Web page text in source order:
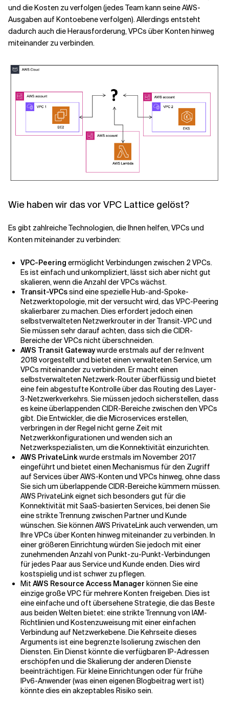
und die Kosten zu verfolgen (jedes Team kann seine AWS-
Ausgaben auf Kontoebene verfolgen). Allerdings entsteht
dadurch auch die Herausforderung, VPCs über Konten hinweg
miteinander zu verbinden.
Wie haben wir das vor VPC Lattice gelöst?
Es gibt zahlreiche Technologien, die Ihnen helfen, VPCs und
Konten miteinander zu verbinden:
VPC-Peering ermöglicht Verbindungen zwischen 2 VPCs.
Es ist einfach und unkompliziert, lässt sich aber nicht gut
skalieren, wenn die Anzahl der VPCs wächst.
Transit-VPCssind eine spezielle Hub-and-Spoke-
Netzwerktopologie, mit der versucht wird, das VPC-Peering
skalierbarer zu machen. Dies erfordert jedoch einen
selbstverwalteten Netzwerkrouter in der Transit-VPC und
Sie müssen sehr darauf achten, dass sich die CIDR-
Bereiche der VPCs nicht überschneiden.
AWS Transit Gatewaywurde erstmals auf der re:Invent
2018 vorgestellt und bietet einen verwalteten Service, um
VPCs miteinander zu verbinden. Er macht einen
selbstverwalteten Netzwerk-Router überflüssig und bietet
eine fein abgestufte Kontrolle über das Routing des Layer-
3-Netzwerkverkehrs. Sie müssen jedoch sicherstellen, dass
es keine überlappenden CIDR-Bereiche zwischen den VPCs
gibt. Die Entwickler, die die Microservices erstellen,
verbringen in der Regel nicht gerne Zeit mit
Netzwerkkonfigurationen und wenden sich an
Netzwerkspezialisten, um die Konnektivität einzurichten.
AWS PrivateLinkwurde erstmals im November 2017
eingeführt und bietet einen Mechanismus für den Zugriff
auf Services über AWS-Konten und VPCs hinweg, ohne dass
Sie sich um überlappende CIDR-Bereiche kümmern müssen.
AWS PrivateLink eignet sich besonders gut für die
Konnektivität mit SaaS-basierten Services, bei denen Sie
eine strikte Trennung zwischen Partner und Kunde
wünschen. Sie können AWS PrivateLink auch verwenden, um
Ihre VPCs über Konten hinweg miteinander zu verbinden. In
einer größeren Einrichtung würden Sie jedoch mit einer
zunehmenden Anzahl von Punkt-zu-Punkt-Verbindungen
für jedes Paar aus Service und Kunde enden. Dies wird
kostspielig und ist schwer zu pflegen.
Mit AWS Resource Access Manager können Sie eine
einzige große VPC für mehrere Konten freigeben. Dies ist
eine einfache und oft übersehene Strategie, die das Beste
aus beiden Welten bietet: eine strikte Trennung von IAM-
Richtlinien und Kostenzuweisung mit einer einfachen
Verbindung auf Netzwerkebene. Die Kehrseite dieses
Arguments ist eine begrenzte Isolierung zwischen den
Diensten. Ein Dienst könnte die verfügbaren IP-Adressen
erschöpfen und die Skalierung der anderen Dienste
beeinträchtigen. Für kleine Einrichtungen oder für frühe
IPv6-Anwender (was einen eigenen Blogbeitrag wert ist)
könnte dies ein akzeptables Risiko sein.